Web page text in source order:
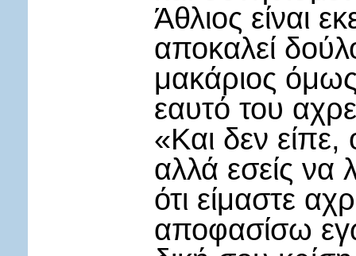
Άθλιος είναι
αποκαλεί
μακάριος όμως
εαυτό του
«Και δεν είπε,
αλλά εσείς να
ότι είμαστε
αποφασίσω